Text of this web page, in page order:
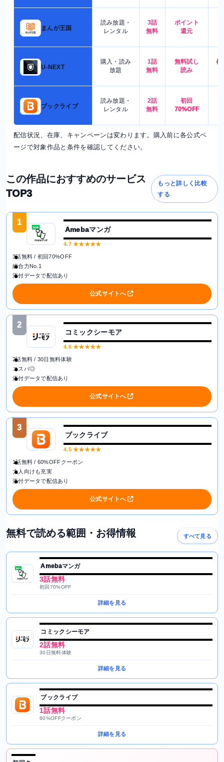
まんが王国
読み放題・
レンタル
3話
無料
ポイント
還元
U-NEXT
購入・読み
放題
1話
無料
無料試し
読み
都
ブックライブ
読み放題・
レンタル
2話
無料
初回
70%OFF
配信状況、在庫、キャンペーンは変わります。購入前に各公式ペ
ージで対象作品と条件を確認してください。
この作品におすすめのサービス
TOP3
もっと詳しく比較
する
1
Amebaマンガ
4.7★★★★★
3話無料 / 初回70%OFF
総合力No.1
添付データで配信あり
公式サイトへ
2
コミックシーモア
4.6★★★★★
2話無料 / 30日無料体験
コスパ◎
添付データで配信あり
公式サイトへ
3
ブックライブ
4.5★★★★★
1話無料 / 60%OFFクーポン
大人向けも充実
添付データで配信あり
公式サイトへ
無料で読める範囲・お得情報 すべて見る
Amebaマンガ
3話無料
初回70%OFF
詳細を見る
コミックシーモア
2話無料
30日無料体験
詳細を見る
ブックライブ
1話無料
60%OFFクーポン
詳細を見る